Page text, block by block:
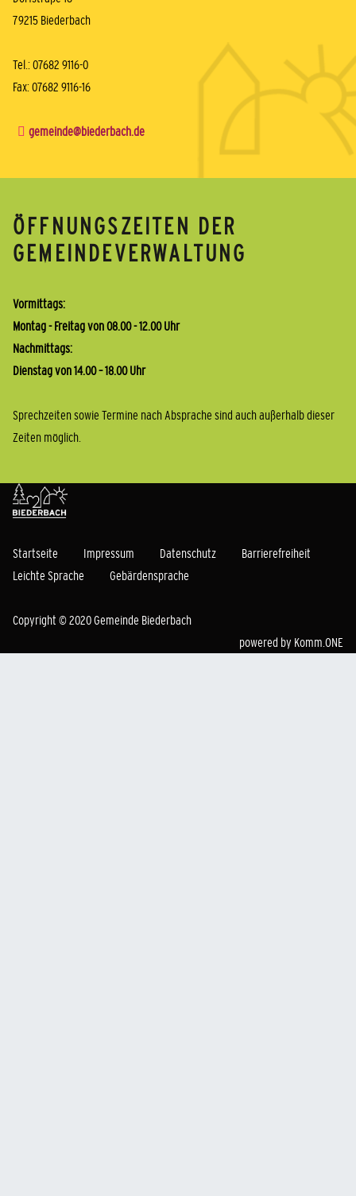
79215 Biederbach
Tel.: 07682 9116-0
Fax: 07682 9116-16
gemeinde@biederbach.de
ÖFFNUNGSZEITEN DER
GEMEINDEVERWALTUNG
Vormittags:
Montag - Freitag von 08.00 - 12.00 Uhr
Nachmittags:
Dienstag von 14.00 – 18.00 Uhr
Sprechzeiten sowie Termine nach Absprache sind auch außerhalb dieser
Zeiten möglich.
Startseite Impressum Datenschutz
Barrierefreiheit
Leichte Sprache
Gebärdensprache
Copyright © 2020 Gemeinde Biederbach
powered by Komm.ONE